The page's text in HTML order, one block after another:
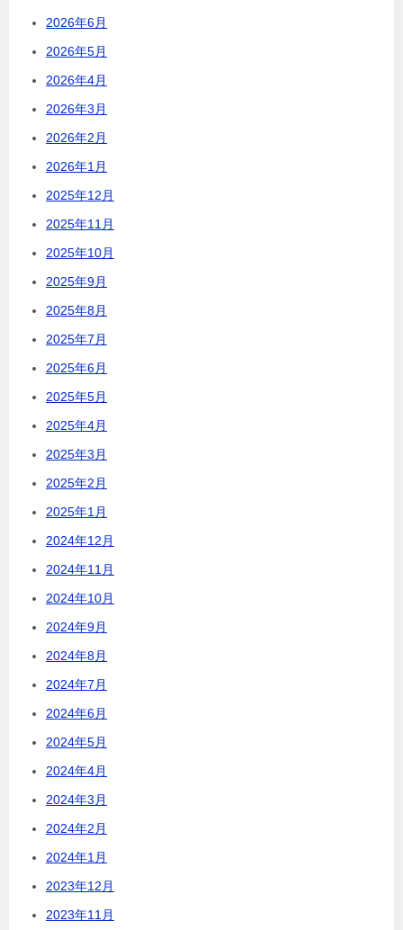
2026年6月
2026年5月
2026年4月
2026年3月
2026年2月
2026年1月
2025年12月
2025年11月
2025年10月
2025年9月
2025年8月
2025年7月
2025年6月
2025年5月
2025年4月
2025年3月
2025年2月
2025年1月
2024年12月
2024年11月
2024年10月
2024年9月
2024年8月
2024年7月
2024年6月
2024年5月
2024年4月
2024年3月
2024年2月
2024年1月
2023年12月
2023年11月